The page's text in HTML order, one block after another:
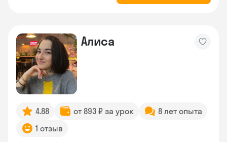
Алиса
4.88 от 893 ₽ за урок
8 лет опыта
1 отзыв